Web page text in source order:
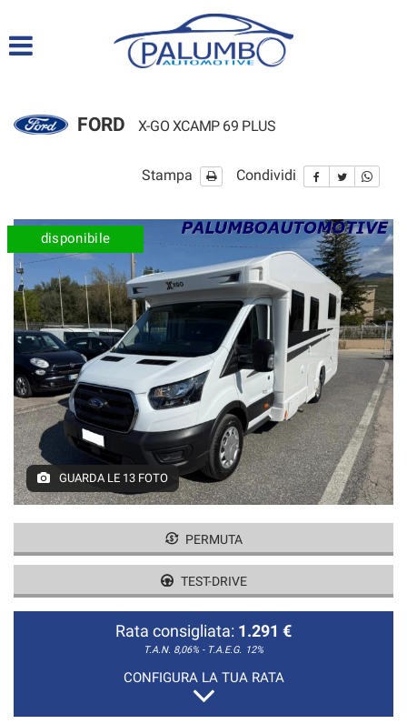
ACQUISTIAMO USATO
SERVIZI
ASSISTENZA
CONTATTI
FORD X-GO XCAMP 69 PLUS
Stampa Condividi
disponibile
GUARDA LE 13 FOTO
PERMUTA
TEST-DRIVE
Rata consigliata: 1.291 €
T.A.N. 8,06% - T.A.E.G. 12%
CONFIGURA LA TUA RATA